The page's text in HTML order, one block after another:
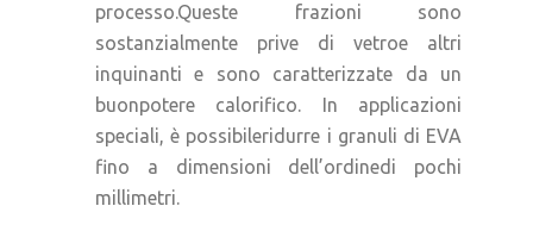
processo.Queste frazioni sono
sostanzialmente prive di vetroe altri
inquinanti e sono caratterizzate da un
buonpotere calorifico. In applicazioni
speciali, è possibileridurre i granuli di EVA
fino a dimensioni dell’ordinedi pochi
millimetri.